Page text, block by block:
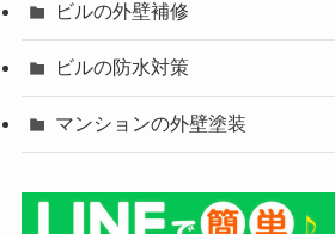
ビルの外壁補修
ビルの防水対策
マンションの外壁塗装